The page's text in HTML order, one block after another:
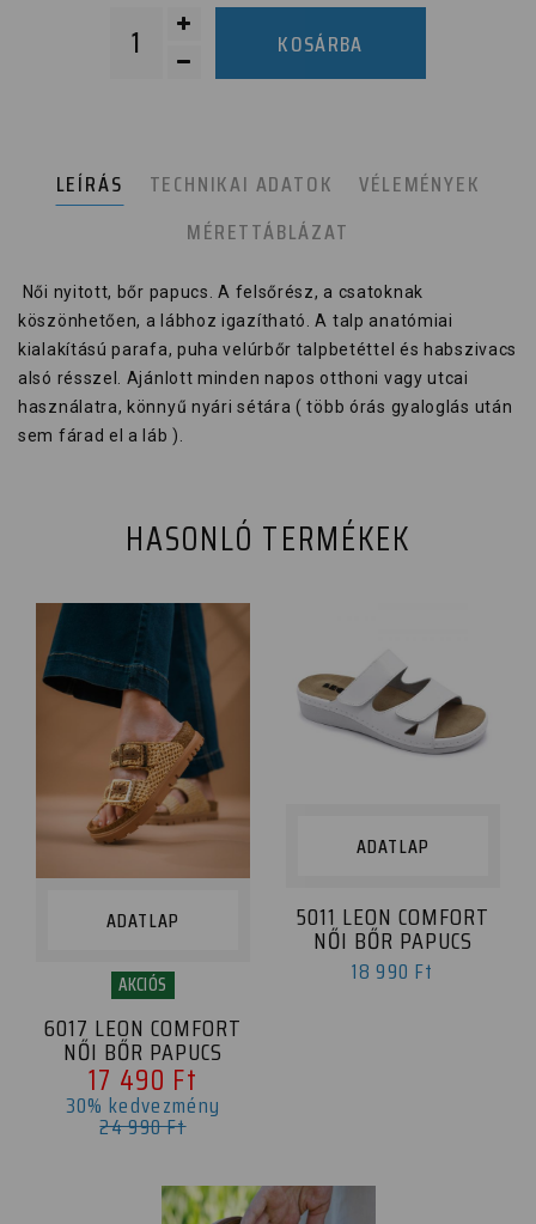
KOSÁRBA
LEÍRÁS TECHNIKAI ADATOK
VÉLEMÉNYEK
MÉRETTÁBLÁZAT
Női nyitott, bőr papucs. A felsőrész, a csatoknak
köszönhetően, a lábhoz igazítható. A talp anatómiai
kialakítású parafa, puha velúrbőr talpbetéttel és habszivacs
alsó résszel. Ajánlott minden napos otthoni vagy utcai
használatra, könnyű nyári sétára ( több órás gyaloglás után
sem fárad el a láb ).
HASONLÓ TERMÉKEK
ADATLAP
AKCIÓS
6017 LEON COMFORT
NŐI BŐR PAPUCS
17 490 Ft
30% kedvezmény
24 990 Ft
ADATLAP
5011 LEON COMFORT
NŐI BŐR PAPUCS
18 990 Ft